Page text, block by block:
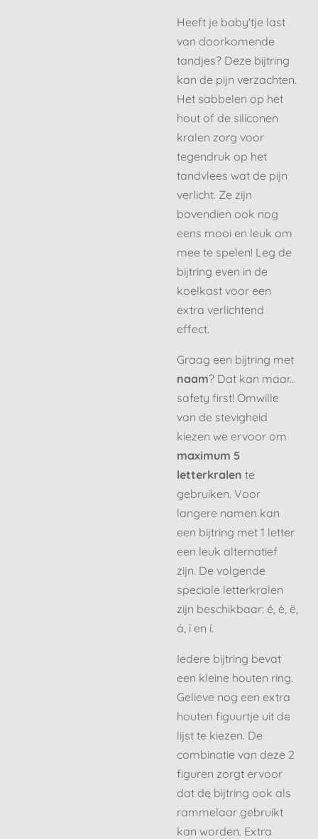
Heeft je baby'tje last
van doorkomende
tandjes? Deze bijtring
kan de pijn verzachten.
Het sabbelen op het
hout of de siliconen
kralen zorg voor
tegendruk op het
tandvlees wat de pijn
verlicht. Ze zijn
bovendien ook nog
eens mooi en leuk om
mee te spelen! Leg de
bijtring even in de
koelkast voor een
extra verlichtend
effect.
Graag een bijtring met
naam? Dat kan maar...
safety first! Omwille
van de stevigheid
kiezen we ervoor om
maximum 5
letterkralen te
gebruiken. Voor
langere namen kan
een bijtring met 1 letter
een leuk alternatief
zijn. De volgende
speciale letterkralen
zijn beschikbaar: é, è, ë,
á, ï en í.
Iedere bijtring bevat
een kleine houten ring.
Gelieve nog een extra
houten figuurtje uit de
lijst te kiezen. De
combinatie van deze 2
figuren zorgt ervoor
dat de bijtring ook als
rammelaar gebruikt
kan worden. Extra